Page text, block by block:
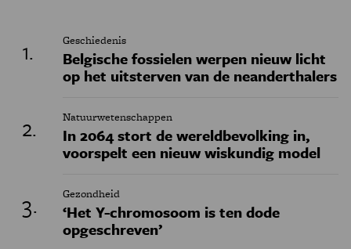
Geschiedenis
Belgische fossielen werpen nieuw licht
op het uitsterven van de neanderthalers
Natuurwetenschappen
In 2064 stort de wereldbevolking in,
voorspelt een nieuw wiskundig model
Gezondheid
‘Het Y-chromosoom is ten dode
opgeschreven’